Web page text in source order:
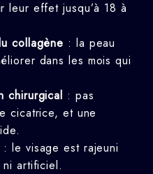
leur effet jusqu’à 18 à
collagène : la peau
dans les mois qui
chirurgical : pas
cicatrice, et une
: le visage est rajeuni
artificiel.